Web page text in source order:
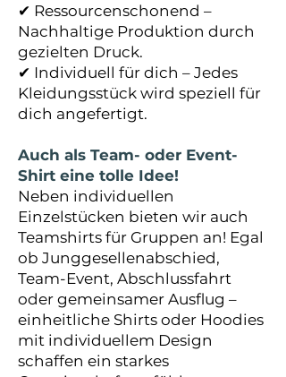
✔ Ressourcenschonend –
Nachhaltige Produktion durch
gezielten Druck.
✔ Individuell für dich – Jedes
Kleidungsstück wird speziell für
dich angefertigt.
Auch als Team- oder Event-
Shirt eine tolle Idee!
Neben individuellen
Einzelstücken bieten wir auch
Teamshirts für Gruppen an! Egal
ob Junggesellenabschied,
Team-Event, Abschlussfahrt
oder gemeinsamer Ausflug –
einheitliche Shirts oder Hoodies
mit individuellem Design
schaffen ein starkes